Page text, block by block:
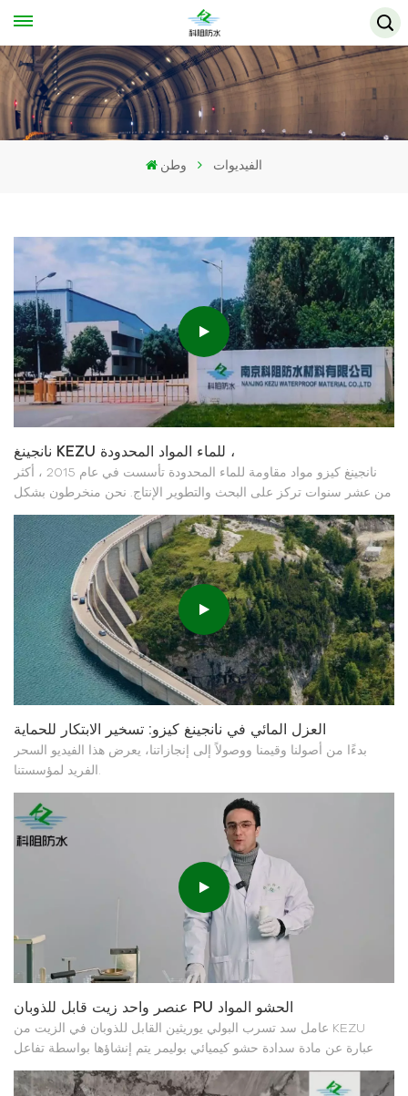
وطن الفيديوات
نانجينغ KEZU للماء المواد المحدودة ،
نانجينغ كيزو مواد مقاومة للماء المحدودة تأسست في عام 2015 ، أكثر
من عشر سنوات تركز على البحث والتطوير الإنتاج. نحن منخرطون بشكل
رئيسي في الطلاء المضاد للماء PU ذو الأساس المائي للبلاط الفولاذي
الملون، ومحول الصدأ، والمواد اللاصقة الشفافة المقاومة للماء، وعامل
توصيل البولي يوريثين ذو الأساس المائي /...
العزل المائي في نانجينغ كيزو: تسخير الابتكار للحماية
بدءًا من أصولنا وقيمنا ووصولاً إلى إنجازاتنا، يعرض هذا الفيديو السحر
عنصر واحد زيت قابل للذوبان PU الحشو المواد
عامل سد تسرب البولي يوريثين القابل للذوبان في الزيت من KEZU
عبارة عن مادة سدادة حشو كيميائي بوليمر يتم إنشاؤها بواسطة تفاعل
كيميائي بلمرة MDI لدهون بولي إيزوسيانات وبولي إيثرات البولي
هيدروكربون. يتم استخدامه لإصلاح التسرب في الشقوق الخرسانية في